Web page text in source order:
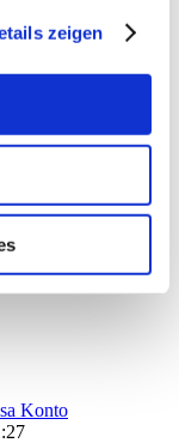
zeigen
Konto